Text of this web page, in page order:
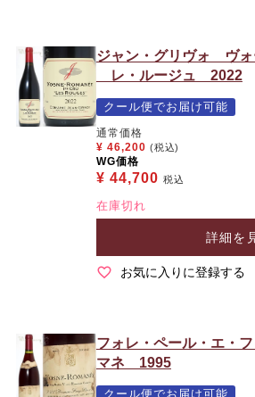
ジャン・グリヴォ ヴ
レ・ルージュ 2022
クール便でお届け可能
通常価格
¥ 46,200 (税込)
WG価格
¥ 44,700 税込
在庫切れ
詳細を
お気に入りに登録する
フォレ・ペール・エ・
マネ 1995
クール便でお届け可能